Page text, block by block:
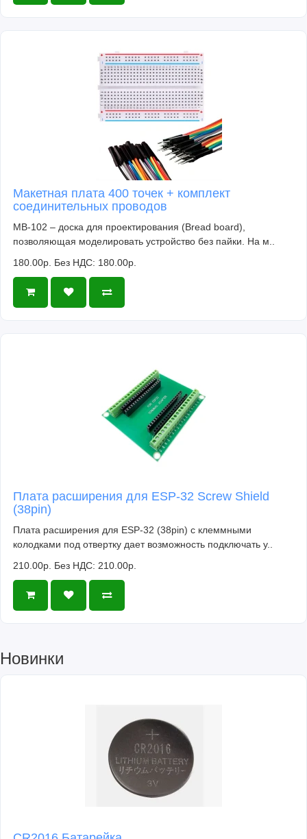
Макетная плата 400 точек + комплект
соединительных проводов
MB-102 – доска для проектирования (Bread board),
позволяющая моделировать устройство без пайки. На м..
180.00р. Без НДС: 180.00р.
Плата расширения для ESP-32 Screw Shield
(38pin)
Плата расширения для ESP-32 (38pin) с клеммными
колодками под отвертку дает возможность подключать у..
210.00р. Без НДС: 210.00р.
Новинки